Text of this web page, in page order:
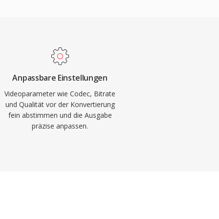
Anpassbare Einstellungen
Videoparameter wie Codec, Bitrate
und Qualität vor der Konvertierung
fein abstimmen und die Ausgabe
präzise anpassen.